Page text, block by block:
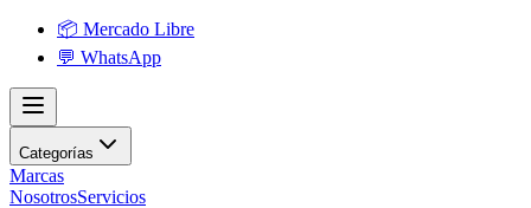
📦 Mercado Libre
💬 WhatsApp
Categorías
Marcas
NosotrosServicios